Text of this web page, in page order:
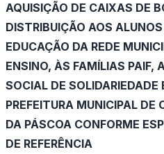
AQUISIÇÃO DE CAIXAS DE
DISTRIBUIÇÃO AOS
EDUCAÇÃO DA REDE
ENSINO, ÀS FAMÍLIAS PAIF,
SOCIAL DE SOLIDARIEDADE
PREFEITURA MUNICIPAL DE
DA PÁSCOA CONFORME
DE REFERÊNCIA